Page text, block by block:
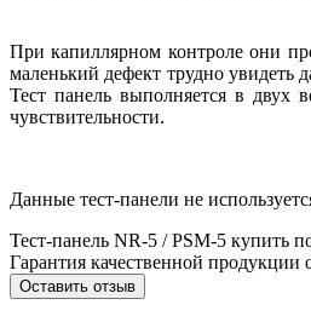
При капиллярном контроле они
маленький дефект трудно увидеть
Тест панель выполняется в двух
чувствительности.
Данные тест-панели не
Тест-панель NR-5 / PSM-5 купить
Гарантия качественной
Оставить отзыв